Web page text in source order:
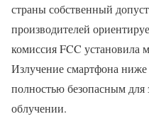
страны собственный
производителей
комиссия FCC установила
Излучение смартфона
полностью безопасным для
облучении.